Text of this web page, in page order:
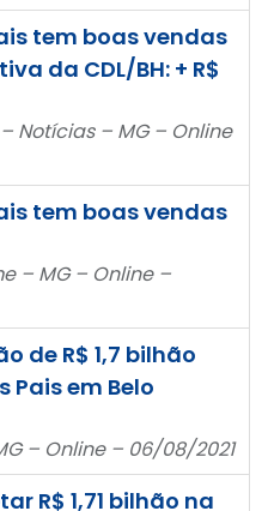
tem boas vendas
da CDL/BH: + R$
Notícias – MG – Online
tem boas vendas
– MG – Online –
de R$ 1,7 bilhão
Pais em Belo
– Online – 06/08/2021
R$ 1,71 bilhão na